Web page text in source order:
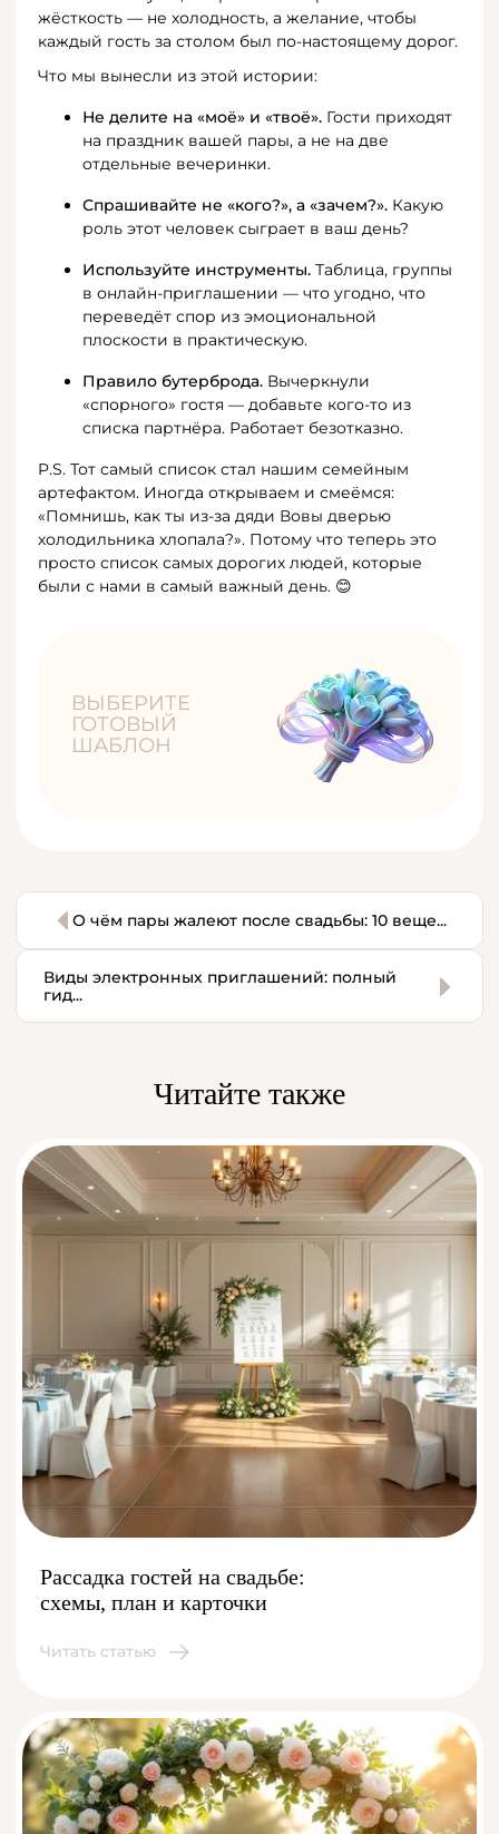
жёсткость — не холодность, а желание, чтобы
каждый гость за столом был по-настоящему дорог.
Что мы вынесли из этой истории:
Не делите на «моё» и «твоё». Гости приходят
на праздник вашей пары, а не на две
отдельные вечеринки.
Спрашивайте не «кого?», а «зачем?». Какую
роль этот человек сыграет в ваш день?
Используйте инструменты. Таблица, группы
в онлайн-приглашении — что угодно, что
переведёт спор из эмоциональной
плоскости в практическую.
Правило бутерброда. Вычеркнули
«спорного» гостя — добавьте кого-то из
списка партнёра. Работает безотказно.
P.S. Тот самый список стал нашим семейным
артефактом. Иногда открываем и смеёмся:
«Помнишь, как ты из-за дяди Вовы дверью
холодильника хлопала?». Потому что теперь это
просто список самых дорогих людей, которые
были с нами в самый важный день. 😊
ВЫБЕРИТЕ
ГОТОВЫЙ
ШАБЛОН
О чём пары жалеют после свадьбы: 10 веще...
Виды электронных приглашений: полный
гид...
Читайте также
Рассадка гостей на свадьбе:
схемы, план и карточки
Читать статью